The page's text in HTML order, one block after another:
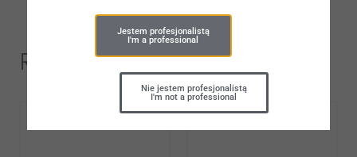
Related Products
Jestem profesjonalistą
I'm a professional
Nie jestem profesjonalistą
I'm not a professional